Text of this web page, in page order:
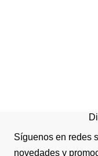
Síguenos en redes
novedades y